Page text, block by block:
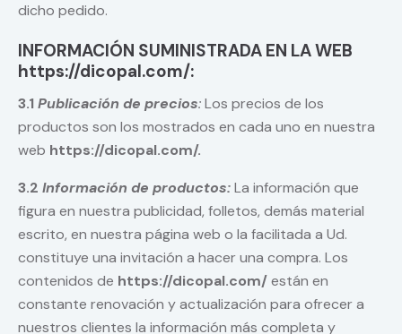
dicho pedido.
INFORMACIÓN SUMINISTRADA EN LA WEB
https://dicopal.com/:
3.1Publicación de precios:Los precios de los
productos son los mostrados en cada uno en nuestra
web https://dicopal.com/.
3.2 Información de productos:La información que
figura en nuestra publicidad, folletos, demás material
escrito, en nuestra página web o la facilitada a Ud.
constituye una invitación a hacer una compra. Los
contenidos de https://dicopal.com/están en
constante renovación y actualización para ofrecer a
nuestros clientes la información más completa y